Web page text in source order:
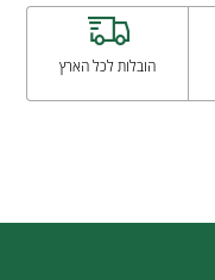
הובלות לכל הארץ